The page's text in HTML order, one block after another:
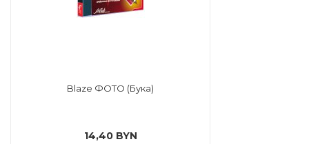
Blaze ФОТО (Бука)
14,40 BYN